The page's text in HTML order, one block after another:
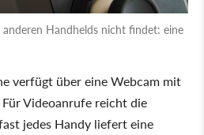
anderen Handhelds nicht findet: eine
verfügt über eine Webcam mit
Videoanrufe reicht die
jedes Handy liefert eine